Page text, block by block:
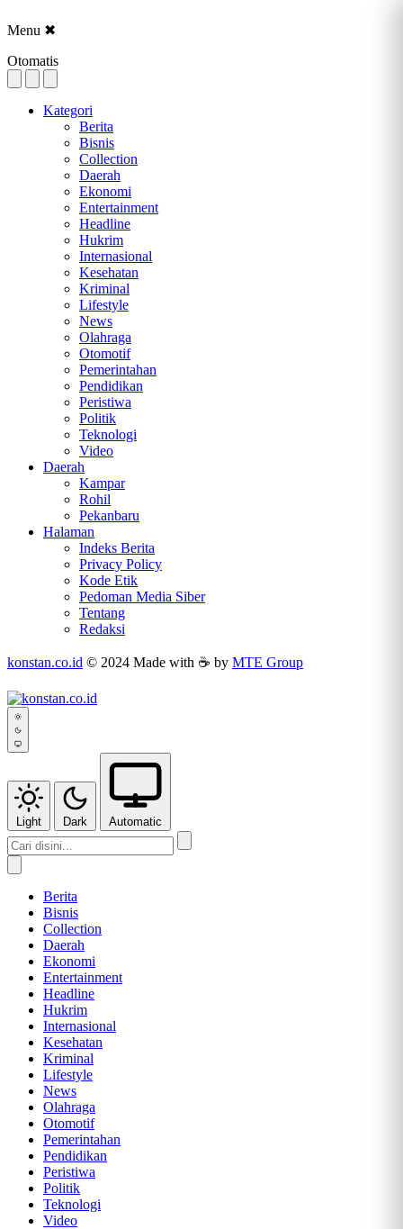
Menu ✖
Otomatis
Kategori
Berita
Bisnis
Collection
Daerah
Ekonomi
Entertainment
Headline
Hukrim
Internasional
Kesehatan
Kriminal
Lifestyle
News
Olahraga
Otomotif
Pemerintahan
Pendidikan
Peristiwa
Politik
Teknologi
Video
Daerah
Kampar
Rohil
Pekanbaru
Halaman
Indeks Berita
Privacy Policy
Kode Etik
Pedoman Media Siber
Tentang
Redaksi
konstan.co.id © 2024 Made with ☕ by MTE Group
Light Dark Automatic
Berita
Bisnis
Collection
Daerah
Ekonomi
Entertainment
Headline
Hukrim
Internasional
Kesehatan
Kriminal
Lifestyle
News
Olahraga
Otomotif
Pemerintahan
Pendidikan
Peristiwa
Politik
Teknologi
Video